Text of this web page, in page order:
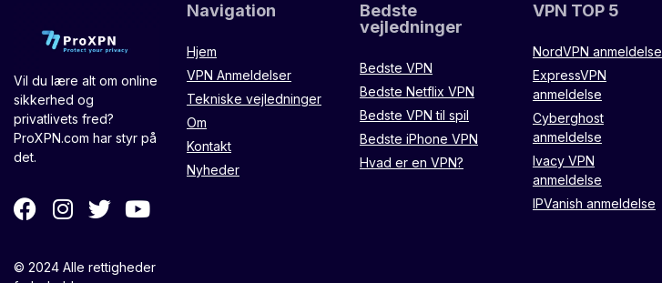
Vil du lære alt om online
sikkerhed og
privatlivets fred?
ProXPN.com har styr på
det.
© 2024 Alle rettigheder
Navigation
Hjem
VPN Anmeldelser
Tekniske vejledninger
Om
Kontakt
Nyheder
Bedste
vejledninger
Bedste VPN
Bedste Netflix VPN
Bedste VPN til spil
Bedste iPhone VPN
Hvad er en VPN?
VPN TOP 5
NordVPN anmeldelse
ExpressVPN
anmeldelse
Cyberghost
anmeldelse
Ivacy VPN
anmeldelse
IPVanish anmeldelse